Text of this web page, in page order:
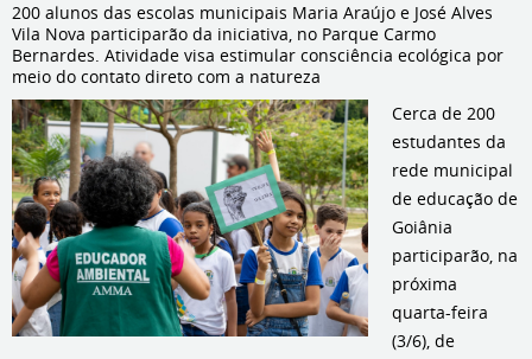
200 alunos das escolas municipais Maria Araújo e José Alves
Vila Nova participarão da iniciativa, no Parque Carmo
Bernardes. Atividade visa estimular consciência ecológica por
meio do contato direto com a natureza
Cerca de 200
estudantes da
rede municipal
de educação de
Goiânia
participarão, na
próxima
quarta-feira
(3/6), de